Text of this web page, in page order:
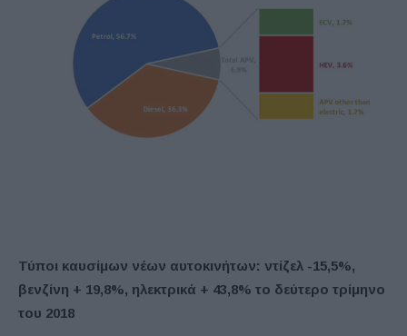
Τύποι καυσίμων νέων αυτοκινήτων: ντίζελ -15,5%,
βενζίνη + 19,8%, ηλεκτρικά + 43,8% το δεύτερο τρίμηνο
του 2018